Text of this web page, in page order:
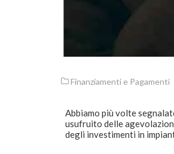
Finanziamenti e Pagamenti
Abbiamo più volte
usufruito delle
degli investimenti in